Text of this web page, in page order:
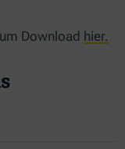
Download hier.